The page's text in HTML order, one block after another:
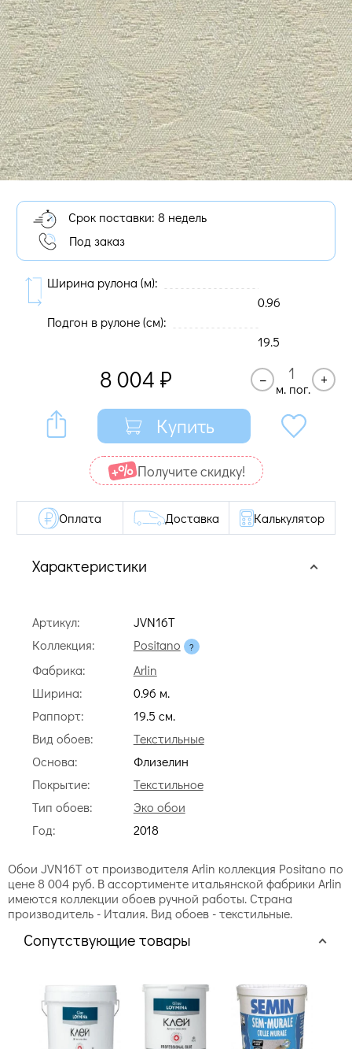
Срок поставки: 8 недель
Под заказ
Ширина рулона (м):
0.96
Подгон в рулоне (cм):
19.5
8 004 ₽ –
м. пог.
+
Купить
Получите cкидку!
Характеристики
Артикул:
JVN16T
Коллекция:
Positano
Фабрика:
Arlin
Ширина:
0.96 м.
Раппорт:
19.5 cм.
Вид обоев:
Текстильные
Основа:
Флизелин
Покрытие:
Текстильное
Тип обоев:
Эко обои
Год:
2018
Оплата Доставка Калькулятор
Обои JVN16T от производителя Arlin коллекция Positano по
цене 8 004 руб. В ассортименте итальянской фабрики Arlin
имеются коллекции обоев ручной работы. Страна
производитель - Италия. Вид обоев - текстильные.
Сопутствующие товары